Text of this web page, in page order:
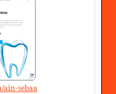
ain-sebaa